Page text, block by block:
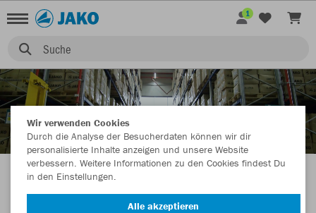
Suche
1
ÜBER JAKO
Wir verwenden Cookies
Durch die Analyse der Besucherdaten können wir dir
personalisierte Inhalte anzeigen und unsere Website
verbessern. Weitere Informationen zu den Cookies findest Du
in den Einstellungen.
Alle akzeptieren